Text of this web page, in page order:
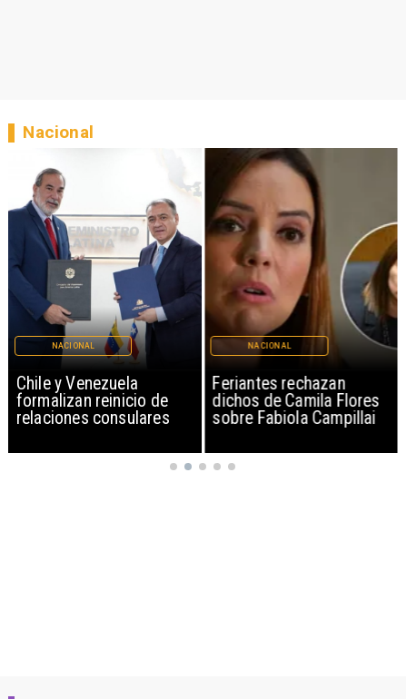
Chile y Venezuela
formalizan reinicio de
relaciones consulares
NACIONAL
Feriantes rechazan
dichos de Camila Flores
sobre Fabiola Campillai
NACIONAL
Nacional